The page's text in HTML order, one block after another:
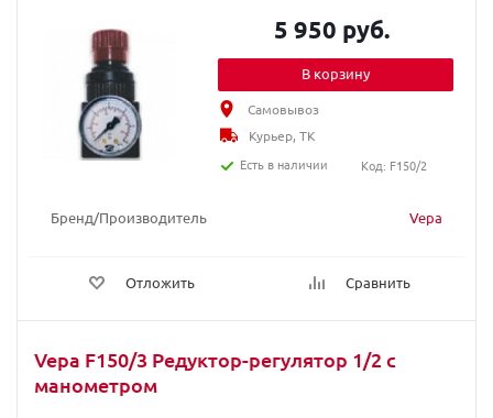
Бренд/Производитель Vepa
Отложить Сравнить
5 950 руб.
В корзину
Самовывоз
Курьер, ТК
Есть в наличии
Код: F150/2
Vepa F150/3 Редуктор-регулятор 1/2 с
манометром